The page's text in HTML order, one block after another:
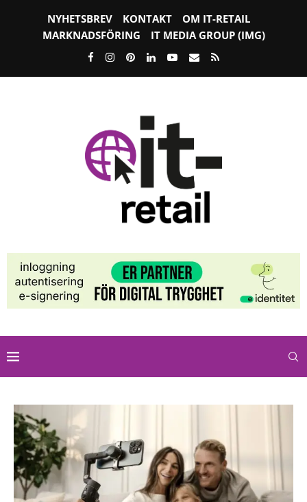
NYHETSBREV KONTAKT
OM IT-RETAIL
MARKNADSFÖRING
IT MEDIA GROUP (IMG)